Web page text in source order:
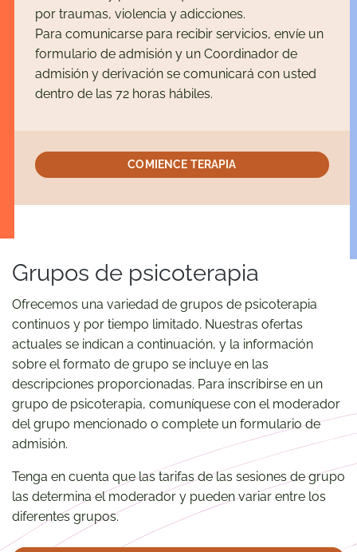
por traumas, violencia y adicciones.
Para comunicarse para recibir servicios, envíe un
formulario de admisión y un Coordinador de
admisión y derivación se comunicará con usted
dentro de las 72 horas hábiles.
COMIENCE TERAPIA
Grupos de psicoterapia
Ofrecemos una variedad de grupos de psicoterapia
continuos y por tiempo limitado. Nuestras ofertas
actuales se indican a continuación, y la información
sobre el formato de grupo se incluye en las
descripciones proporcionadas. Para inscribirse en un
grupo de psicoterapia, comuníquese con el moderador
del grupo mencionado o complete un formulario de
admisión.
Tenga en cuenta que las tarifas de las sesiones de grupo
las determina el moderador y pueden variar entre los
diferentes grupos.